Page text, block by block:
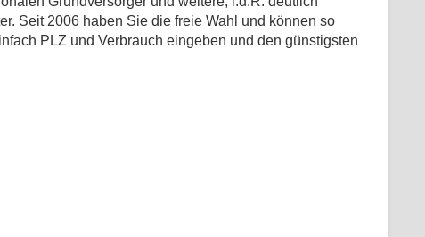
Seit 2006 haben Sie die freie Wahl und können so
PLZ und Verbrauch eingeben und den günstigsten